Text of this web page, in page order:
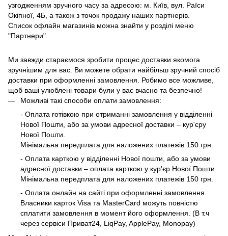
узгодженням зручного часу за адресою: м. Київ, вул. Раїси
Окіпної, 4Б, а також з точок продажу наших партнерів.
Список офлайн магазинів можна знайти у розділі меню
"Партнери".
Ми завжди стараємося зробити процес доставки якомога
зручнішим для вас. Ви можете обрати найбільш зручний спосіб
доставки при оформленні замовлення. Робимо все можливе,
щоб ваші улюблені товари були у вас вчасно та безпечно!
Можливі такі способи оплати замовлення:
- Оплата готівкою при отриманні замовлення у відділенні
Нової Пошти, або за умови адресної доставки – кур'єру
Нової Пошти.
Мінімальна передплата для наложених платежів 150 грн.
- Оплата карткою у відділенні Нової пошти, або за умови
адресної доставки – оплата карткою у кур'єр Нової Пошти.
Мінімальна передплата для наложених платежів 150 грн.
- Оплата онлайн на сайті при оформленні замовлення.
Власники карток Visa та MasterCard можуть повністю
сплатити замовлення в момент його оформлення. (В т.ч
через сервіси Приват24, LiqPay, ApplePay, Monopay)